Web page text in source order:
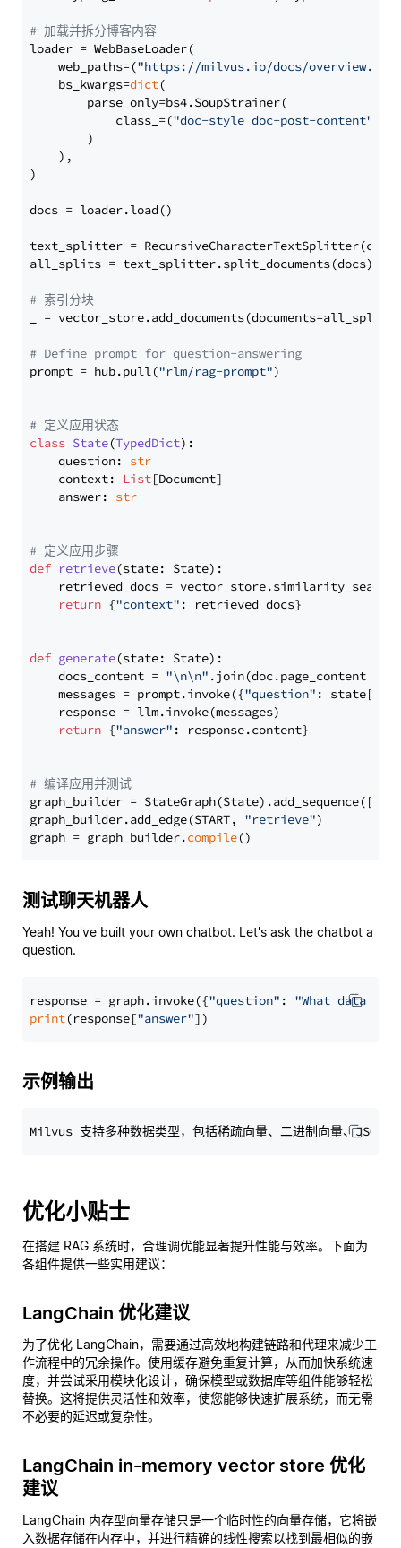
# 加载并拆分博客内容
loader = WebBaseLoader(
    web_paths=(
"https://milvus.io/docs/overview.md"
    bs_kwargs=
dict(
        parse_only=bs4.SoupStrainer(
            class_=(
"doc-style doc-post-content"
        )
    ),
)
docs = loader.load()
text_splitter =
all_splits = text_splitter.split_documents(docs)
# 索引分块
_ = vector_store.add_documents(documents=all_splits)
# Define prompt for question-answering
prompt = hub.pull("rlm/rag-prompt")
# 定义应用状态
class State(TypedDict):
    question:
str
    context:
List[Document]
    answer:
str
# 定义应用步骤
def retrieve(state: State):
retrieved_docs =
return {"context" : retrieved_docs}
def generate(state: State):
    docs_content =
"\n\n" .join(doc.page_content
    messages = prompt.invoke({
"question" : state[
    response = llm.invoke(messages)
return {"answer" : response.content}
# 编译应用并测试
graph_builder =
graph_builder.add_edge(START, "retrieve")
graph = graph_builder.compile
测试聊天机器人
Yeah! You've built your own chatbot. Let's ask the chatbot a
question.
response = graph.invoke({"question" : "What data
print(response["answer"
示例输出
优化小贴士
在搭建 RAG 系统时，合理调优能显著提升性能与效率。下面为
各组件提供一些实用建议：
LangChain 优化建议
为了优化 LangChain，需要通过高效地构建链路和代理来减少工
作流程中的冗余操作。使用缓存避免重复计算，从而加快系统速
度，并尝试采用模块化设计，确保模型或数据库等组件能够轻松
替换。这将提供灵活性和效率，使您能够快速扩展系统，而无需
不必要的延迟或复杂性。
LangChain in-memory vector store 优化
建议
LangChain 内存型向量存储只是一个临时性的向量存储，它将嵌
入数据存储在内存中，并进行精确的线性搜索以找到最相似的嵌